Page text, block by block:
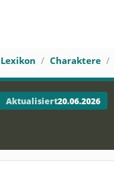
Lexikon Charaktere
Aktualisiert20.06.2026